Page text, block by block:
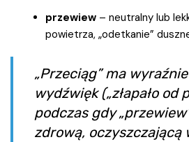
przewiew – neutralny lub
powietrza, „odetkanie”
„Przeciąg” ma
wydźwięk („złapało od
podczas gdy
zdrową, oczyszczającą